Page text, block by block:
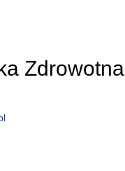
Zdrowotna